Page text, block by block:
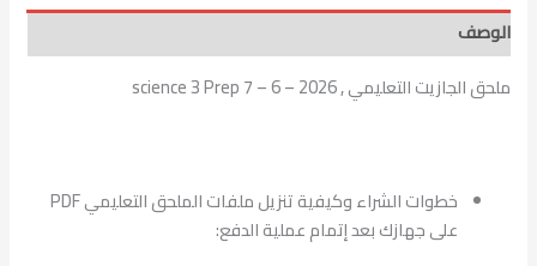
الوصف
ملحق الجازيت التعليمي , science 3 Prep 7 – 6 – 2026
خطوات الشراء وكيفية تنزيل ملفات الملحق التعليمي PDF
على جهازك بعد إتمام عملية الدفع: